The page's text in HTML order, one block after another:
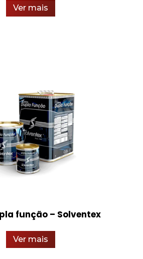
Ver mais
função – Solventex
Ver mais